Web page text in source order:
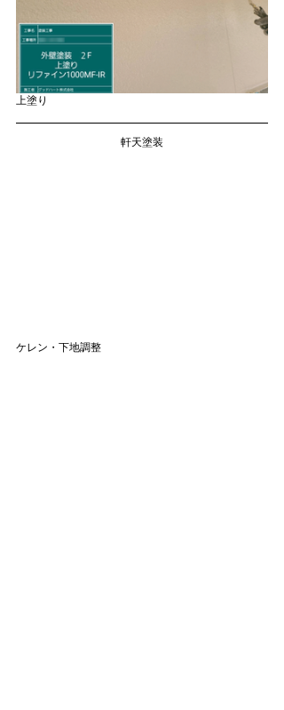
上塗り
軒天塗装
ケレン・下地調整